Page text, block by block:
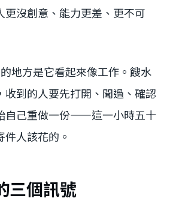
更沒創意、能力更差、更不可
地方是它看起來像工作。餿水
收到的人要先打開、聞過、確認
自己重做一份——這一小時五十
人該花的。
三個訊號